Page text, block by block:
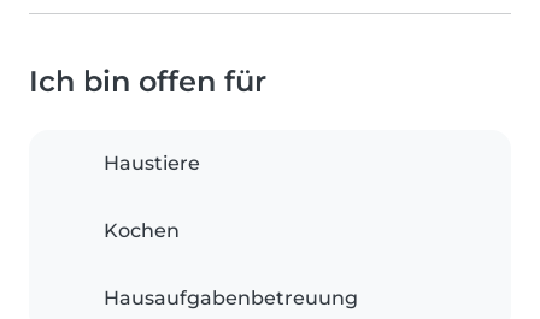
Ich bin offen für
Haustiere
Kochen
Hausaufgabenbetreuung